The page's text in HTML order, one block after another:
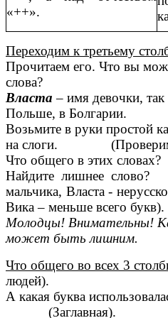
«++».
Переходим к третьему
Прочитаем его. Что вы
слова?
Власта– имя девочки,
Польше, в Болгарии.
Возьмите в руки простой
на слоги.
Что общего в этих
Найдите лишнее
мальчика, Власта -
Вика – меньше всего букв).
Молодцы! Внимательны!
может быть лишним.
Что общего во всех 3
людей).
А какая буква
(Заглавная).